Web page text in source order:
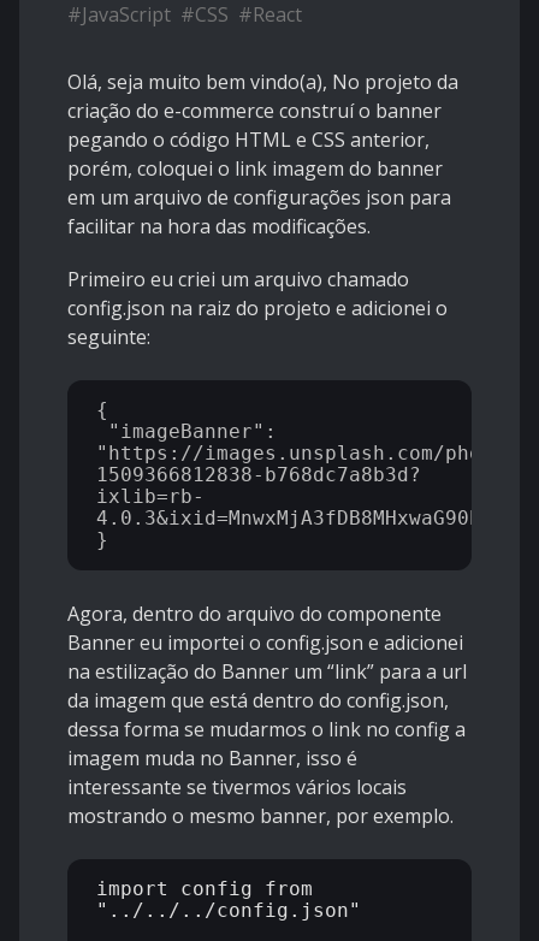
#JavaScript #CSS #React
Olá, seja muito bem vindo(a), No projeto da
criação do e-commerce construí o banner
pegando o código HTML e CSS anterior,
porém, coloquei o link imagem do banner
em um arquivo de configurações json para
facilitar na hora das modificações.
Primeiro eu criei um arquivo chamado
config.json na raiz do projeto e adicionei o
seguinte:
{
"imageBanner":
"https://images.unsplash.com/photo-
1509366812838-b768dc7a8b3d?
ixlib=rb-
Agora, dentro do arquivo do componente
Banner eu importei o config.json e adicionei
na estilização do Banner um “link” para a url
da imagem que está dentro do config.json,
dessa forma se mudarmos o link no config a
imagem muda no Banner, isso é
interessante se tivermos vários locais
mostrando o mesmo banner, por exemplo.
import config from
"../../../config.json"